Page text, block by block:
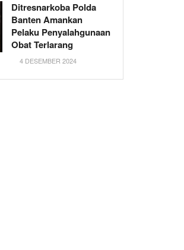
Ditresnarkoba Polda
Banten Amankan
Pelaku Penyalahgunaan
Obat Terlarang
4 DESEMBER 2024